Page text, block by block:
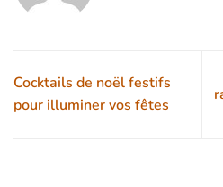
Cocktails de noël festifs
pour illuminer vos fêtes